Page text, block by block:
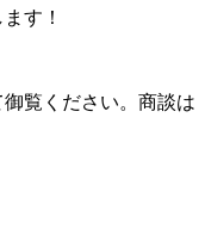
す！
御覧ください。商談は